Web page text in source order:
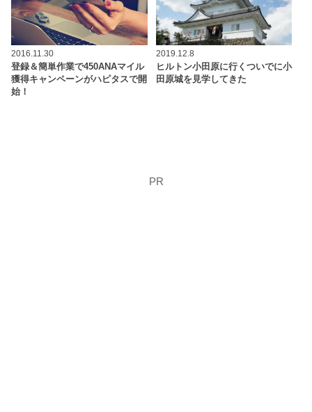
2016.11.30
登録＆簡単作業で450ANAマイル
獲得キャンペーンがハピタスで開
始！
2019.12.8
ヒルトン小田原に行くついでに小
田原城を見学してきた
PR